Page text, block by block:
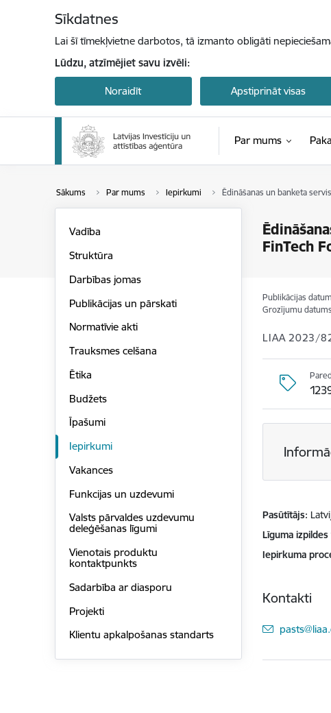
Sīkdatnes
Lai šī tīmekļvietne darbotos, tā izmanto obligāti
Lūdzu, atzīmējiet savu izvēli:
Noraidīt Apstiprināt visas
Par mums
Sākums Par mums Iepirkumi Ēdināšanas un banketa
FinTech
Vadība
Struktūra
Darbības jomas
Publikācijas un pārskati
Normatīvie akti
Trauksmes celšana
Ētika
Budžets
Īpašumi
Iepirkumi
Vakances
Funkcijas un uzdevumi
Valsts pārvaldes uzdevumu
deleģēšanas līgumi
Vienotais produktu
kontaktpunkts
Sadarbība ar diasporu
Projekti
Klientu apkalpošanas standarts
Publikācijas
Grozījumu
LIAA 2023/
Pasūtītājs
Līguma
Iepirkuma
Kontakti
E-pasts: